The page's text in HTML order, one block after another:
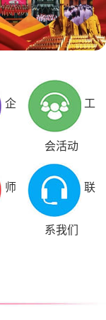
企 工
会活动
师 联
系我们